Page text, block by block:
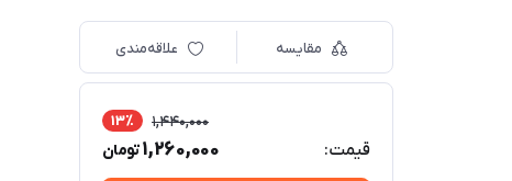
مقایسه علاقه‌مندی
قیمت:
1,440,000 13٪
1,260,000تومان